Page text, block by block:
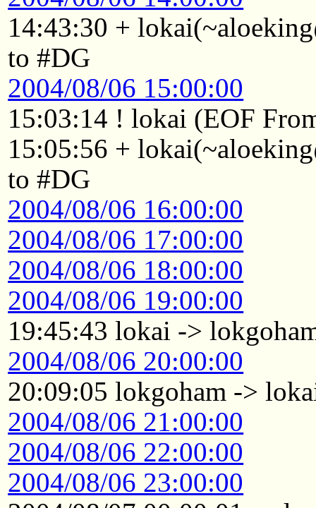
14:43:30 +
to #DG
2004/08/06 15:00:00
15:03:14 ! lokai (EOF
15:05:56 +
to #DG
2004/08/06 16:00:00
2004/08/06 17:00:00
2004/08/06 18:00:00
2004/08/06 19:00:00
19:45:43 lokai ->
2004/08/06 20:00:00
20:09:05 lokgoham ->
2004/08/06 21:00:00
2004/08/06 22:00:00
2004/08/06 23:00:00